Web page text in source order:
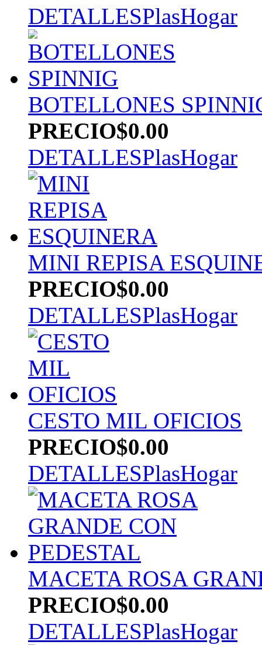
DETALLESPlasHogar
BOTELLONES
PRECIO$0.00
DETALLESPlasHogar
MINI REPISA
PRECIO$0.00
DETALLESPlasHogar
CESTO MIL OFICIOS
PRECIO$0.00
DETALLESPlasHogar
MACETA ROSA
PRECIO$0.00
DETALLESPlasHogar